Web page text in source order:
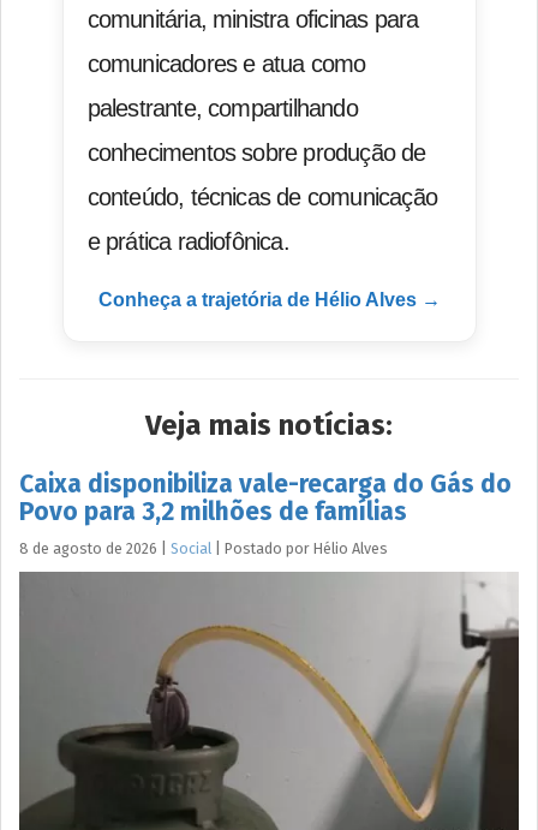
comunitária, ministra oficinas para
comunicadores e atua como
palestrante, compartilhando
conhecimentos sobre produção de
conteúdo, técnicas de comunicação
e prática radiofônica.
Conheça a trajetória de Hélio Alves →
Veja mais notícias:
Caixa disponibiliza vale-recarga do Gás do
Povo para 3,2 milhões de famílias
8 de agosto de 2026 Social Postado por Hélio Alves